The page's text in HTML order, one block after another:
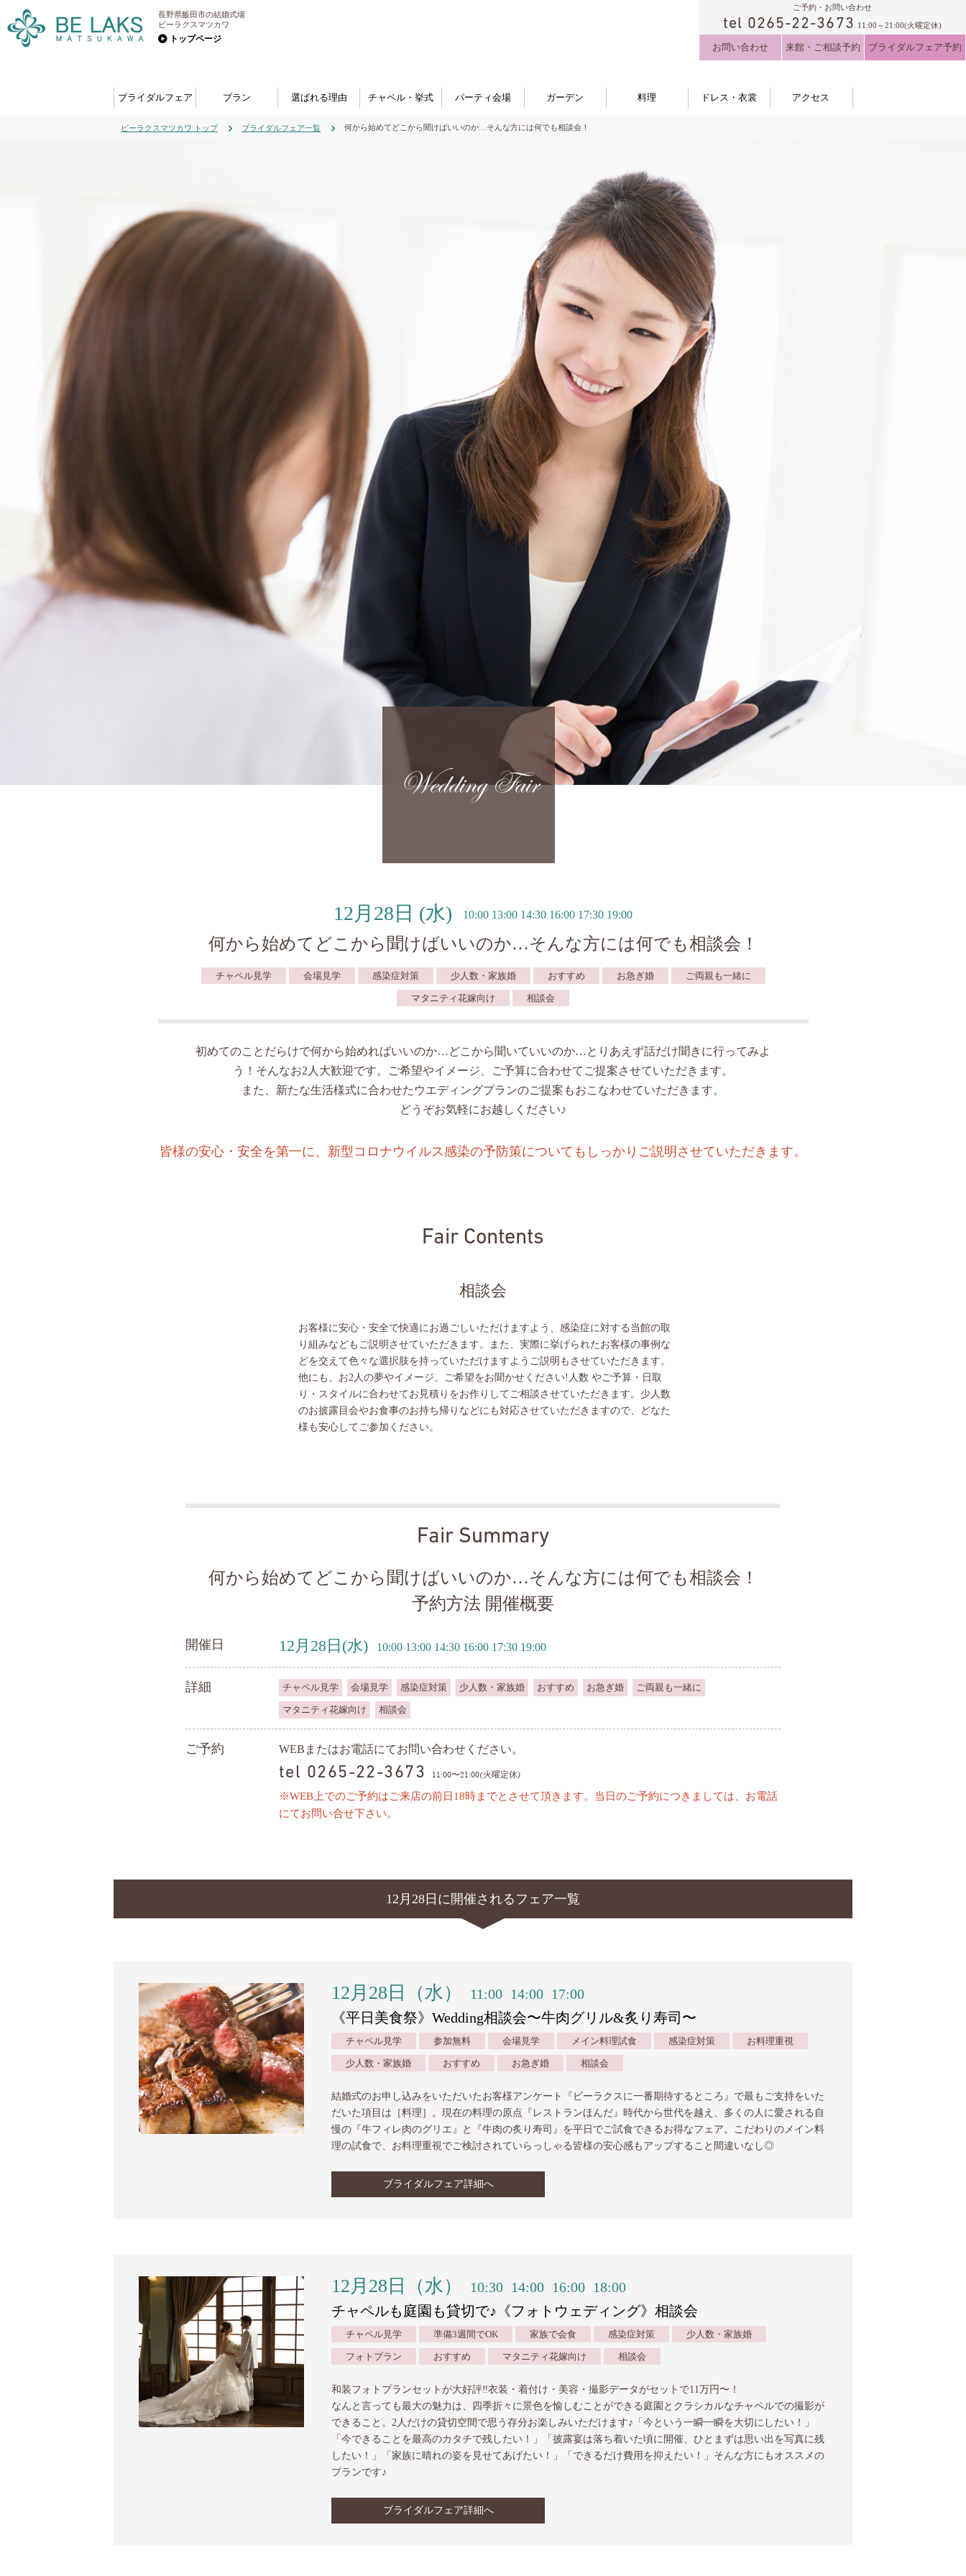
長野県飯田市の結婚式場
ビーラクスマツカワ
トップページ
ご予約・お問い合わせ
tel 0265-22-3673 11:00～21:00(火曜定休)
お問い合わせ 来館・ご相談予約 ブライダルフェア予約
ブライダルフェア プラン 選ばれる理由 チャペル・挙式 パーティ会場 ガーデン 料理 ドレス・衣裳 アクセス
ビーラクスマツカワ トップ ブライダルフェア一覧 何から始めてどこから聞けばいいのか…そんな方には何でも相談会！
Wedding Fair
12月28日 (水) 10:00 13:00 14:30 16:00 17:30 19:00
何から始めてどこから聞けばいいのか…そんな方には何でも相談会！
チャペル見学 会場見学 感染症対策 少人数・家族婚 おすすめ お急ぎ婚 ご両親も一緒に
マタニティ花嫁向け 相談会
初めてのことだらけで何から始めればいいのか…どこから聞いていいのか…とりあえず話だけ聞きに行ってみよ
う！そんなお2人大歓迎です。ご希望やイメージ、ご予算に合わせてご提案させていただきます。
また、新たな生活様式に合わせたウエディングプランのご提案もおこなわせていただきます。
どうぞお気軽にお越しください♪
皆様の安心・安全を第一に、新型コロナウイルス感染の予防策についてもしっかりご説明させていただきます。
Fair Contents
相談会
お客様に安心・安全で快適にお過ごしいただけますよう、感染症に対する当館の取
り組みなどもご説明させていただきます。また、実際に挙げられたお客様の事例な
どを交えて色々な選択肢を持っていただけますようご説明もさせていただきます。
他にも、お2人の夢やイメージ、ご希望をお聞かせください!人数 やご予算・日取
り・スタイルに合わせてお見積りをお作りしてご相談させていただきます。少人数
のお披露目会やお食事のお持ち帰りなどにも対応させていただきますので、どなた
様も安心してご参加ください。
Fair Summary
何から始めてどこから聞けばいいのか…そんな方には何でも相談会！
予約方法 開催概要
開催日 12月28日 (水) 10:00 13:00 14:30 16:00 17:30 19:00
詳細 チャペル見学 会場見学 感染症対策 少人数・家族婚 おすすめ お急ぎ婚 ご両親も一緒に
マタニティ花嫁向け 相談会
ご予約 WEBまたはお電話にてお問い合わせください。
tel 0265-22-3673 11:00〜21:00(火曜定休)
※WEB上でのご予約はご来店の前日18時までとさせて頂きます。当日のご予約につきましては、お電話
にてお問い合せ下さい。
12月28日に開催されるフェア一覧
12月28日（水） 11:00 14:00 17:00
《平日美食祭》Wedding相談会〜牛肉グリル&炙り寿司〜
チャペル見学 参加無料 会場見学 メイン料理試食 感染症対策 お料理重視
少人数・家族婚 おすすめ お急ぎ婚 相談会
結婚式のお申し込みをいただいたお客様アンケート『ビーラクスに一番期待するところ』で最もご支持をいた
だいた項目は［料理］。現在の料理の原点『レストランほんだ』時代から世代を越え、多くの人に愛される自
慢の『牛フィレ肉のグリエ』と『牛肉の炙り寿司』を平日でご試食できるお得なフェア。こだわりのメイン料
理の試食で、お料理重視でご検討されていらっしゃる皆様の安心感もアップすること間違いなし◎
ブライダルフェア詳細へ
12月28日（水） 10:30 14:00 16:00 18:00
チャペルも庭園も貸切で♪《フォトウェディング》相談会
チャペル見学 準備3週間でOK 家族で会食 感染症対策 少人数・家族婚
フォトプラン おすすめ マタニティ花嫁向け 相談会
和装フォトプランセットが大好評‼︎衣装・着付け・美容・撮影データがセットで11万円〜！
なんと言っても最大の魅力は、四季折々に景色を愉しむことができる庭園とクラシカルなチャペルでの撮影が
できること。2人だけの貸切空間で思う存分お楽しみいただけます♪「今という一瞬一瞬を大切にしたい！」
「今できることを最高のカタチで残したい！」「披露宴は落ち着いた頃に開催、ひとまずは思い出を写真に残
したい！」「家族に晴れの姿を見せてあげたい！」「できるだけ費用を抑えたい！」そんな方にもオススメの
プランです♪
ブライダルフェア詳細へ